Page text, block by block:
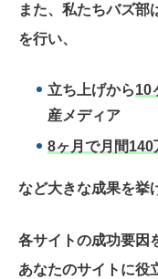
また、私たちバズ部
を行い、
立ち上げから10
産メディア
8ヶ月で月間140
など大きな成果を挙
各サイトの成功要因
あなたのサイトに役